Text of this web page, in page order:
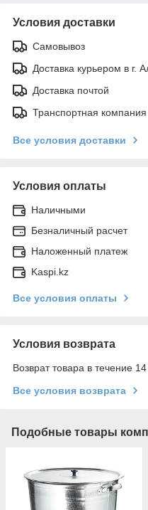
Условия доставки
Самовывоз
Доставка курьером в г.
Доставка почтой
Транспортная компания
Все условия доставки
Условия оплаты
Наличными
Безналичный расчет
Наложенный платеж
Kaspi.kz
Все условия оплаты
Условия возврата
Возврат товара в течение
Все условия возврата
Подобные товары